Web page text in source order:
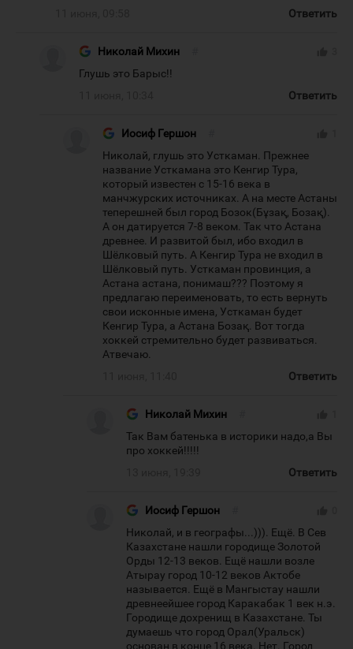
Ответить
Николай Михин
Глушь это Барыс!!
Ответить
Иосиф Гершон
Николай, глушь это Усткаман. Прежнее
название Усткамана это Кенгир Тура,
который известен с 15-16 века в
манчжурских источниках. А на месте Астаны
теперешней был город Бозок(Бұзақ, Бозақ).
А он датируется 7-8 веком. Так что Астана
древнее. И развитой был, ибо входил в
Шёлковый путь. А Кенгир Тура не входил в
Шёлковый путь. Усткаман провинция, а
Астана астана, понимаш??? Поэтому я
предлагаю переименовать, то есть вернуть
свои исконные имена, Усткаман будет
Кенгир Тура, а Астана Бозақ. Вот тогда
хоккей стремительно будет развиваться.
Атвечаю.
Ответить
Николай Михин
Так Вам батенька в историки надо,а Вы
про хоккей!!!!!
Ответить
Иосиф Гершон
Николай, и в географы...))). Ещё. В Сев
Казахстане нашли городище Золотой
Орды 12-13 веков. Ещё нашли возле
Атырау город 10-12 веков Актобе
называется. Ещё в Мангыстау нашли
древнеейшее город Каракабак 1 век н.э.
Городище дохренищ в Казахстане. Ты
думаешь что город Орал(Уральск)